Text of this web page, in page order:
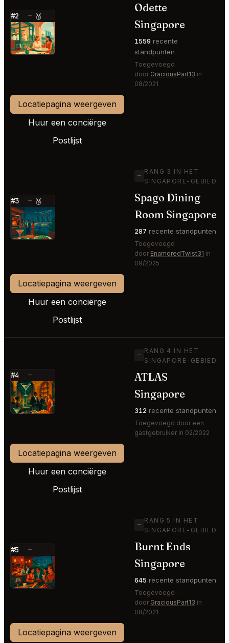
#2 — 🥈
⭐
Odette
Singapore
1559 recente
standpunten
Toegevoegd
door GraciousPart13 in
08/2021
Locatiepagina weergeven
Huur een conciërge
Postlijst
#3 — 🥉
⭐
—
RANG 3 IN HET
SINGAPORE-GEBIED
Spago Dining
Room Singapore
287 recente standpunten
Toegevoegd
door EnamoredTwist31 in
09/2025
Locatiepagina weergeven
Huur een conciërge
Postlijst
#4 —
⭐
—
RANG 4 IN HET
SINGAPORE-GEBIED
ATLAS
Singapore
312 recente standpunten
Toegevoegd door een
gastgebruiker in 02/2022
Locatiepagina weergeven
Huur een conciërge
Postlijst
#5 —
⭐
—
RANG 5 IN HET
SINGAPORE-GEBIED
Burnt Ends
Singapore
645 recente standpunten
Toegevoegd
door GraciousPart13 in
08/2021
Locatiepagina weergeven